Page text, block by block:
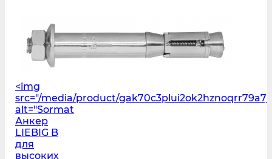
<img
src="/media/product/
alt="Sormat
Анкер
LIEBIG B
для
высоких